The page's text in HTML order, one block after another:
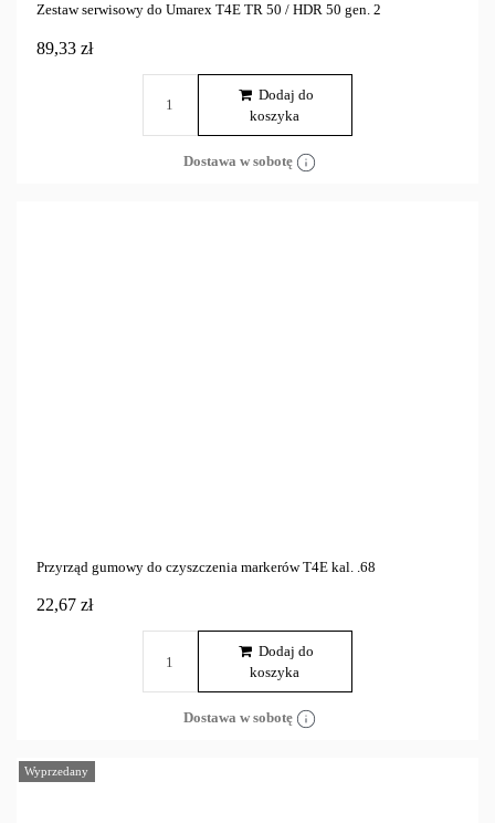
Zestaw serwisowy do Umarex T4E TR 50 / HDR 50 gen. 2
89,33 zł
Dodaj do
koszyka
Dostawa w sobotę
Przyrząd gumowy do czyszczenia markerów T4E kal. .68
22,67 zł
Dodaj do
koszyka
Dostawa w sobotę
Wyprzedany